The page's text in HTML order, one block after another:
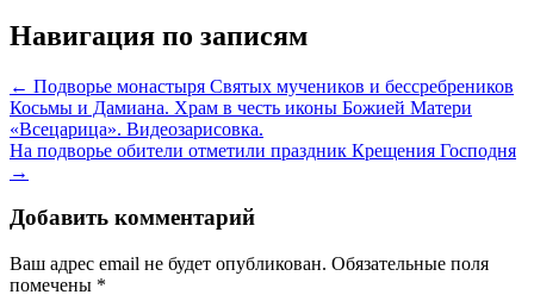
Навигация по записям
← Подворье монастыря Святых мучеников и бессребреников
Косьмы и Дамиана. Храм в честь иконы Божией Матери
«Всецарица». Видеозарисовка.
На подворье обители отметили праздник Крещения Господня
→
Добавить комментарий
Ваш адрес email не будет опубликован. Обязательные поля
помечены *